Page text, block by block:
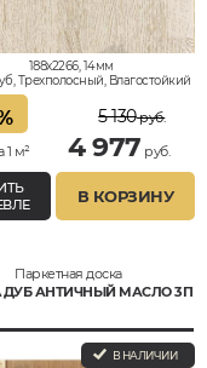
188x2266, 14мм
Трехполосный, Влагостойкий
1 м²
5 130руб.
4 977 руб.
В КОРЗИНУ
Паркетная доска
ДУБ АНТИЧНЫЙ МАСЛО 3П
В НАЛИЧИИ